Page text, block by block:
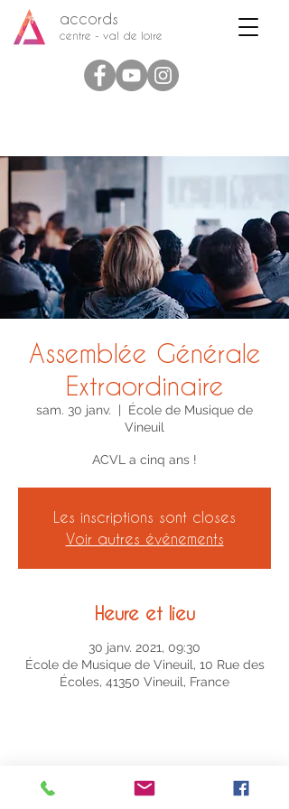
accords
centre - val de loire
Assemblée Générale
Extraordinaire
sam. 30 janv.
École de Musique de
Vineuil
ACVL a cinq ans !
Les inscriptions sont closes
Voir autres événements
Heure et lieu
30 janv. 2021, 09:30
École de Musique de Vineuil, 10 Rue des
Écoles, 41350 Vineuil, France
Partager cet événement